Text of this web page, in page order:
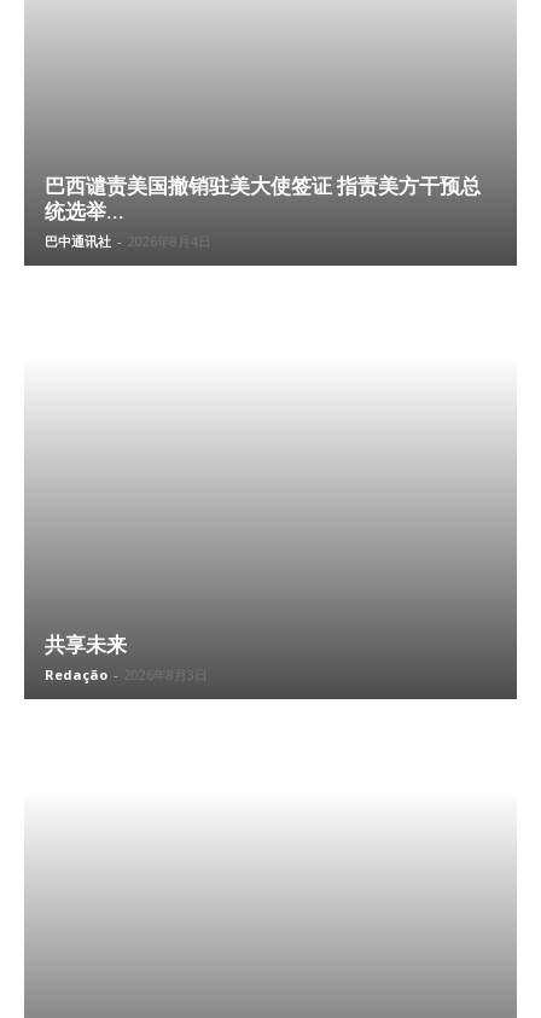
巴西谴责美国撤销驻美大使签证 指责美方干预总
统选举...
巴中通讯社 - 2026年8月4日
共享未来
Redação - 2026年8月3日